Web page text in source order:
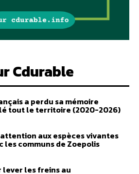
Cdurable
a perdu sa mémoire
tout le territoire (2020-2026)
aux espèces vivantes
les communs de Zoepolis
lever les freins au